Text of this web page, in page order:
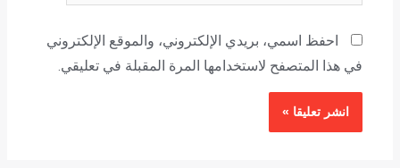
احفظ اسمي، بريدي الإلكتروني، والموقع الإلكتروني
في هذا المتصفح لاستخدامها المرة المقبلة في تعليقي.